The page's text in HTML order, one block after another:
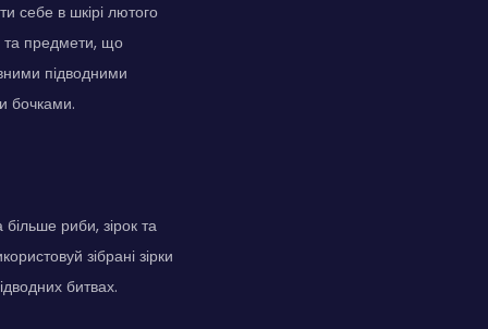
себе в шкірі лютого
та предмети, що
підводними
бочками.
риби, зірок та
зібрані зірки
битвах.